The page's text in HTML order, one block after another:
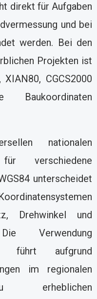
direkt für Aufgaben
und bei
werden. Bei den
Projekten ist
CGCS2000
Baukoordinaten
nationalen
für verschiedene
unterscheidet
Drehwinkel und
Verwendung
führt aufgrund
im regionalen
erheblichen